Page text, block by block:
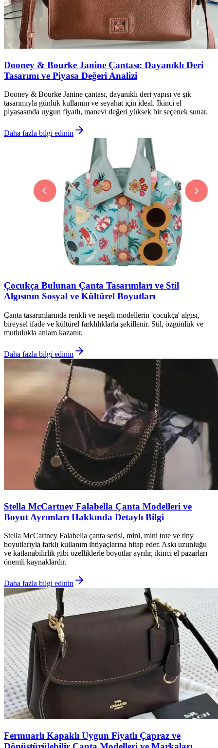
Dooney & Bourke Janine Çantası: Dayanıklı Deri
Tasarımı ve Piyasa Değeri Analizi
Dooney & Bourke Janine çantası, dayanıklı deri yapısı ve şık
tasarımıyla günlük kullanım ve seyahat için ideal. İkinci el
piyasasında uygun fiyatlı, manevi değeri yüksek bir seçenek sunar.
Daha fazla bilgi edinin
Çocukça Bulunan Çanta Tasarımları ve Stil
Algısının Sosyal ve Kültürel Boyutları
Çanta tasarımlarında renkli ve neşeli modellerin 'çocukça' algısı,
bireysel ifade ve kültürel farklılıklarla şekillenir. Stil, özgünlük ve
mutlulukla anlam kazanır.
Daha fazla bilgi edinin
Stella McCartney Falabella Çanta Modelleri ve
Boyut Ayrımları Hakkında Detaylı Bilgi
Stella McCartney Falabella çanta serisi, mini, mini tote ve tiny
boyutlarıyla farklı kullanım ihtiyaçlarına hitap eder. Askı uzunluğu
ve katlanabilirlik gibi özelliklerle boyutlar ayrılır, ikinci el pazarları
önemli kaynaklardır.
Daha fazla bilgi edinin
Fermuarlı Kapaklı Uygun Fiyatlı Çapraz ve